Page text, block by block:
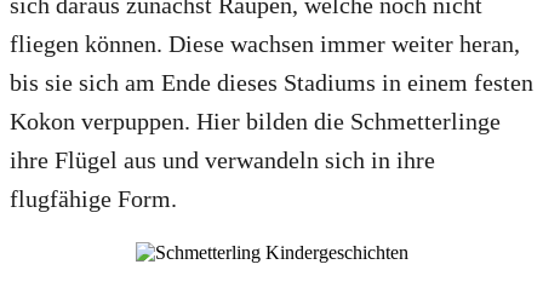
fliegen können. Diese wachsen immer weiter heran,
bis sie sich am Ende dieses Stadiums in einem festen
Kokon verpuppen. Hier bilden die Schmetterlinge
ihre Flügel aus und verwandeln sich in ihre
flugfähige Form.